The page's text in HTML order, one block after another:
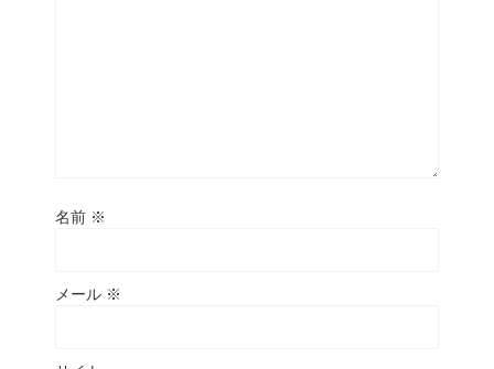
名前 ※
メール ※